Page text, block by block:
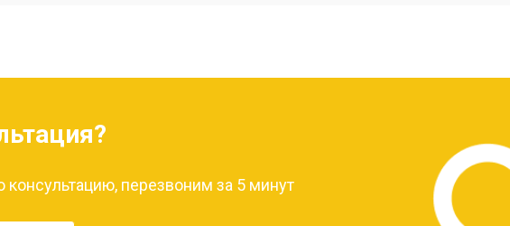
консультацию, перезвоним за 5 минут